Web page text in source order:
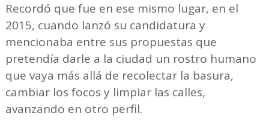
Recordó que fue en ese mismo lugar, en el
2015, cuando lanzó su candidatura y
mencionaba entre sus propuestas que
pretendía darle a la ciudad un rostro humano
que vaya más allá de recolectar la basura,
cambiar los focos y limpiar las calles,
avanzando en otro perfil.